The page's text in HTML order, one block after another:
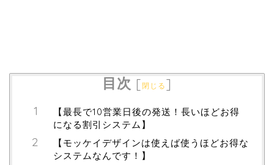
目次 [閉じる ]
【最長で10営業日後の発送！長いほどお得
になる割引システム】
【モッケイデザインは使えば使うほどお得な
システムなんです！】